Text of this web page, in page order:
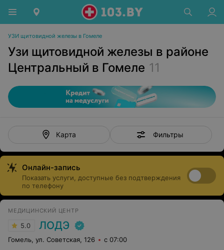
УЗИ щитовидной железы в Гомеле
Узи щитовидной железы в районе
Центральный в Гомеле 11
Карта Фильтры
Онлайн-запись
Показать услуги, доступные без подтверждения
по телефону
МЕДИЦИНСКИЙ ЦЕНТР
5.0 ЛОДЭ
Гомель, ул. Советская, 126 с 07:00